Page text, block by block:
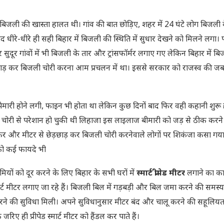
की खास्ता हालत थी। गांव की बात छोड़िए, शहर में 24 घंटे लोग
धीरे ही सही बिहार में बिजली की स्थिति में सुधार देखने को मिलने लगा।
गांवों में भी बिजली के तार और ट्रांसफॉर्मर लगाए गए लेकिन बिहार में
कर बिजली चोरी करना आम प्रचलन में था। इससे सरकार को राजस्व की
होने लगी, फाइन भी होता था लेकिन कुछ दिनों बाद फिर वही कहानी शुरू
से परेशान हो चुकी थी लिहाजा इस लाइलाज बीमारी को जड़ से ठीक
और मीटर से छेड़छाड़ कर बिजली चोरी करनेवाले लोगों पर शिकंजा कसा
कई फायदे भी
को दूर करने के लिए बिहार के सभी घरों मेंस्मार्ट प्रीपेड मीटरलगाने का
मीटर लगाए जा रहे हैं। बिजली बिल में गड़बड़ी और बिल जमा करने की
की सुविधा मिली। अपने सुविधानुसार मीटर बंद और चालू करने की
ही प्रीपेड स्मार्ट मीटर को हैंडल कर पाते हैं।